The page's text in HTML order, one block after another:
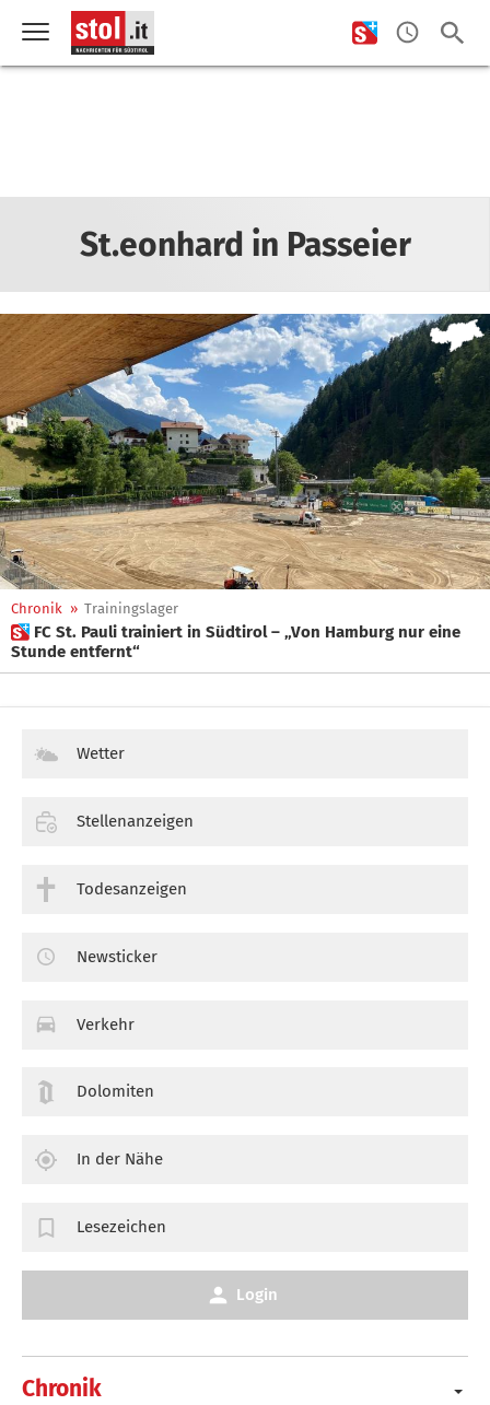
St.eonhard in Passeier
Chronik » Trainingslager
 FC St. Pauli trainiert in Südtirol – „Von Hamburg nur eine
Stunde entfernt“
Chronik
Wetter
Stellenanzeigen
Todesanzeigen
Newsticker
Verkehr
Dolomiten
In der Nähe
Lesezeichen
Login